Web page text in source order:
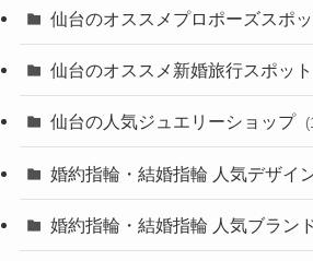
仙台のオススメプロポーズスポッ
仙台のオススメ新婚旅行スポット
仙台の人気ジュエリーショップ
婚約指輪・結婚指輪 人気デザイ
婚約指輪・結婚指輪 人気ブラン